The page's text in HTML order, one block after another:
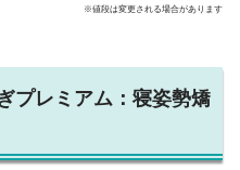
※値段は変更される場合があります
プレミアム：寝姿勢矯